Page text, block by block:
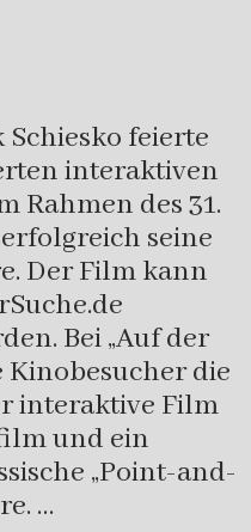
feierte
interaktiven
Rahmen des 31.
seine
Der Film kann
Bei „Auf der
Kinobesucher die
interaktive Film
und ein
„Point-and-
…